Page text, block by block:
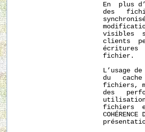
En  plus
des
visibles
clients
écritures
                      fichier.
L’usage de
du
fichiers,
des
fichiers
COHÉRENCE